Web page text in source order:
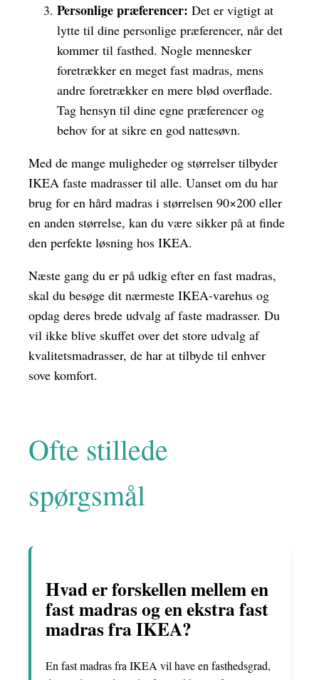
Personlige præferencer: Det er vigtigt at
lytte til dine personlige præferencer, når det
kommer til fasthed. Nogle mennesker
foretrækker en meget fast madras, mens
andre foretrækker en mere blød overflade.
Tag hensyn til dine egne præferencer og
behov for at sikre en god nattesøvn.
Med de mange muligheder og størrelser tilbyder
IKEA faste madrasser til alle. Uanset om du har
brug for en hård madras i størrelsen 90×200 eller
en anden størrelse, kan du være sikker på at finde
den perfekte løsning hos IKEA.
Næste gang du er på udkig efter en fast madras,
skal du besøge dit nærmeste IKEA-varehus og
opdag deres brede udvalg af faste madrasser. Du
vil ikke blive skuffet over det store udvalg af
kvalitetsmadrasser, de har at tilbyde til enhver
sove komfort.
Ofte stillede
spørgsmål
Hvad er forskellen mellem en
fast madras og en ekstra fast
madras fra IKEA?
En fast madras fra IKEA vil have en fasthedsgrad,